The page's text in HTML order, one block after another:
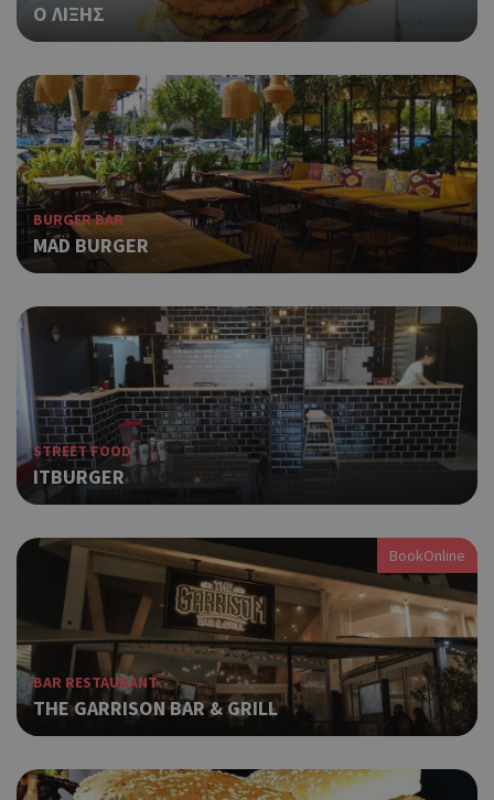
Ο ΛΙΞΗΣ
BURGER BAR
MAD BURGER
STREET FOOD
ITBURGER
BAR RESTAURANT
THE GARRISON BAR & GRILL
BookOnline